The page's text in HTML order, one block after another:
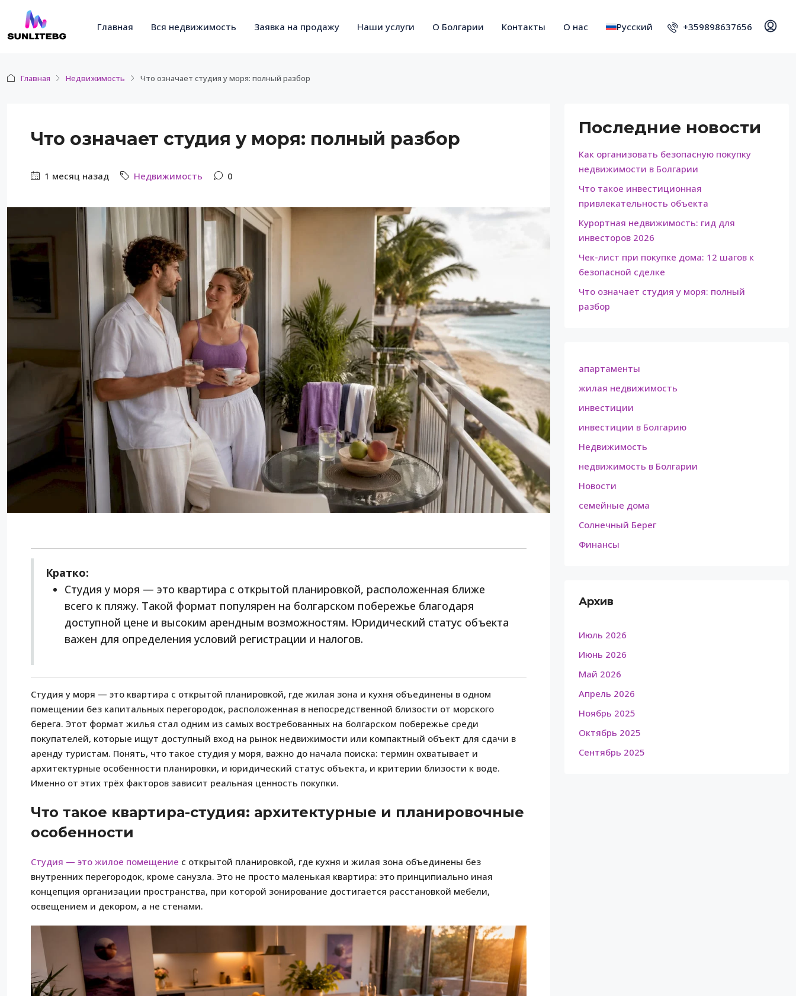
Главная Вся недвижимость Заявка на продажу Наши услуги О Болгарии Контакты О нас Русский +359898637656
Главная Недвижимость Что означает студия у моря: полный разбор
Что означает студия у моря: полный разбор
1 месяц назад Недвижимость 0
Кратко:
Студия у моря — это квартира с открытой планировкой, расположенная ближе
всего к пляжу. Такой формат популярен на болгарском побережье благодаря
доступной цене и высоким арендным возможностям. Юридический статус объекта
важен для определения условий регистрации и налогов.
Студия у моря — это квартира с открытой планировкой, где жилая зона и кухня объединены в одном
помещении без капитальных перегородок, расположенная в непосредственной близости от морского
берега. Этот формат жилья стал одним из самых востребованных на болгарском побережье среди
покупателей, которые ищут доступный вход на рынок недвижимости или компактный объект для сдачи в
аренду туристам. Понять, что такое студия у моря, важно до начала поиска: термин охватывает и
архитектурные особенности планировки, и юридический статус объекта, и критерии близости к воде.
Именно от этих трёх факторов зависит реальная ценность покупки.
Что такое квартира-студия: архитектурные и планировочные
особенности
Студия — это жилое помещение с открытой планировкой, где кухня и жилая зона объединены без
внутренних перегородок, кроме санузла. Это не просто маленькая квартира: это принципиально иная
концепция организации пространства, при которой зонирование достигается расстановкой мебели,
освещением и декором, а не стенами.
Последние новости
Как организовать безопасную покупку
недвижимости в Болгарии
Что такое инвестиционная
привлекательность объекта
Курортная недвижимость: гид для
инвесторов 2026
Чек-лист при покупке дома: 12 шагов к
безопасной сделке
Что означает студия у моря: полный
разбор
апартаменты
жилая недвижимость
инвестиции
инвестиции в Болгарию
Недвижимость
недвижимость в Болгарии
Новости
семейные дома
Солнечный Берег
Финансы
Архив
Июль 2026
Июнь 2026
Май 2026
Апрель 2026
Ноябрь 2025
Октябрь 2025
Сентябрь 2025